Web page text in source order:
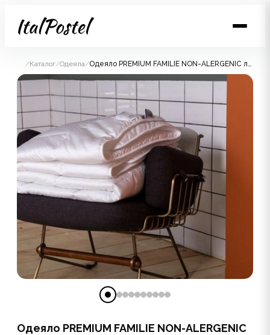
/Каталог/Одеяла/ Одеяло PREMIUM FAMILIE NON-ALERGENIC легкое 200x220
Одеяло PREMIUM FAMILIE NON-ALERGENIC